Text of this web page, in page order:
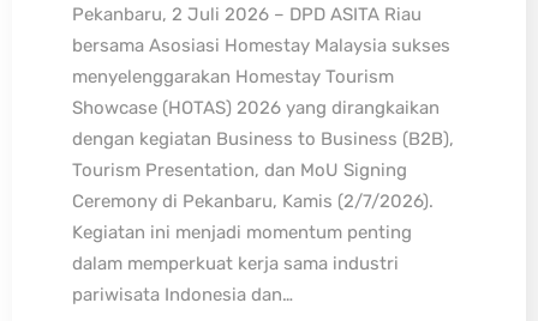
Pekanbaru, 2 Juli 2026 – DPD ASITA Riau
bersama Asosiasi Homestay Malaysia sukses
menyelenggarakan Homestay Tourism
Showcase (HOTAS) 2026 yang dirangkaikan
dengan kegiatan Business to Business (B2B),
Tourism Presentation, dan MoU Signing
Ceremony di Pekanbaru, Kamis (2/7/2026).
Kegiatan ini menjadi momentum penting
dalam memperkuat kerja sama industri
pariwisata Indonesia dan…